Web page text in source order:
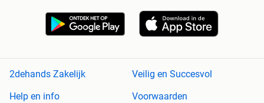
2dehands Zakelijk
Veilig en Succesvol
Help en info
Voorwaarden